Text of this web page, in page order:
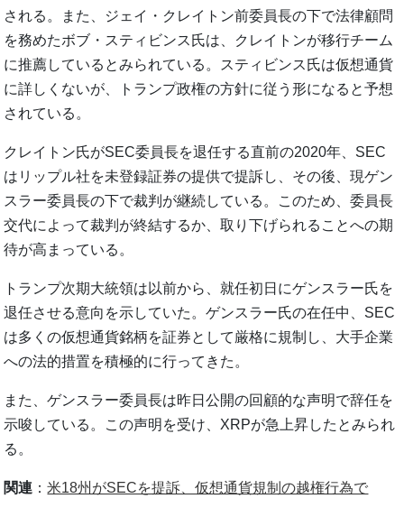
される。また、ジェイ・クレイトン前委員長の下で法律顧問
を務めたボブ・スティビンス氏は、クレイトンが移行チーム
に推薦しているとみられている。スティビンス氏は仮想通貨
に詳しくないが、トランプ政権の方針に従う形になると予想
されている。
クレイトン氏がSEC委員長を退任する直前の2020年、SEC
はリップル社を未登録証券の提供で提訴し、その後、現ゲン
スラー委員長の下で裁判が継続している。このため、委員長
交代によって裁判が終結するか、取り下げられることへの期
待が高まっている。
トランプ次期大統領は以前から、就任初日にゲンスラー氏を
退任させる意向を示していた。ゲンスラー氏の在任中、SEC
は多くの仮想通貨銘柄を証券として厳格に規制し、大手企業
への法的措置を積極的に行ってきた。
また、ゲンスラー委員長は昨日公開の回顧的な声明で辞任を
示唆している。この声明を受け、XRPが急上昇したとみられ
る。
関連 ：米18州がSECを提訴、仮想通貨規制の越権行為で